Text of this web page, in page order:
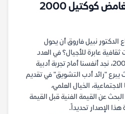
نبذة عن كتاب الزائر الغامض كوكتيل 2000
نبيل فاروق أن يحول
عابرة للأجيال؟ في العدد
التاسع من سلسلة كوكتيل 2000، نجد أنفسنا أمام تجربة أدبية
"رائد أدب التشويق" في تقديم
الخيال العلمي،
عن القيمة الفنية قبل القيمة
هذا الإصدار تحديداً.